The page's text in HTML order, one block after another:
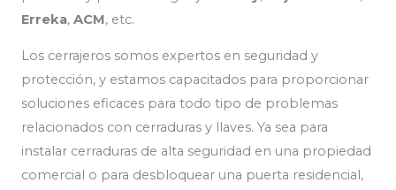
Erreka, ACM, etc.
Los cerrajeros somos expertos en seguridad y
protección, y estamos capacitados para proporcionar
soluciones eficaces para todo tipo de problemas
relacionados con cerraduras y llaves. Ya sea para
instalar cerraduras de alta seguridad en una propiedad
comercial o para desbloquear una puerta residencial,